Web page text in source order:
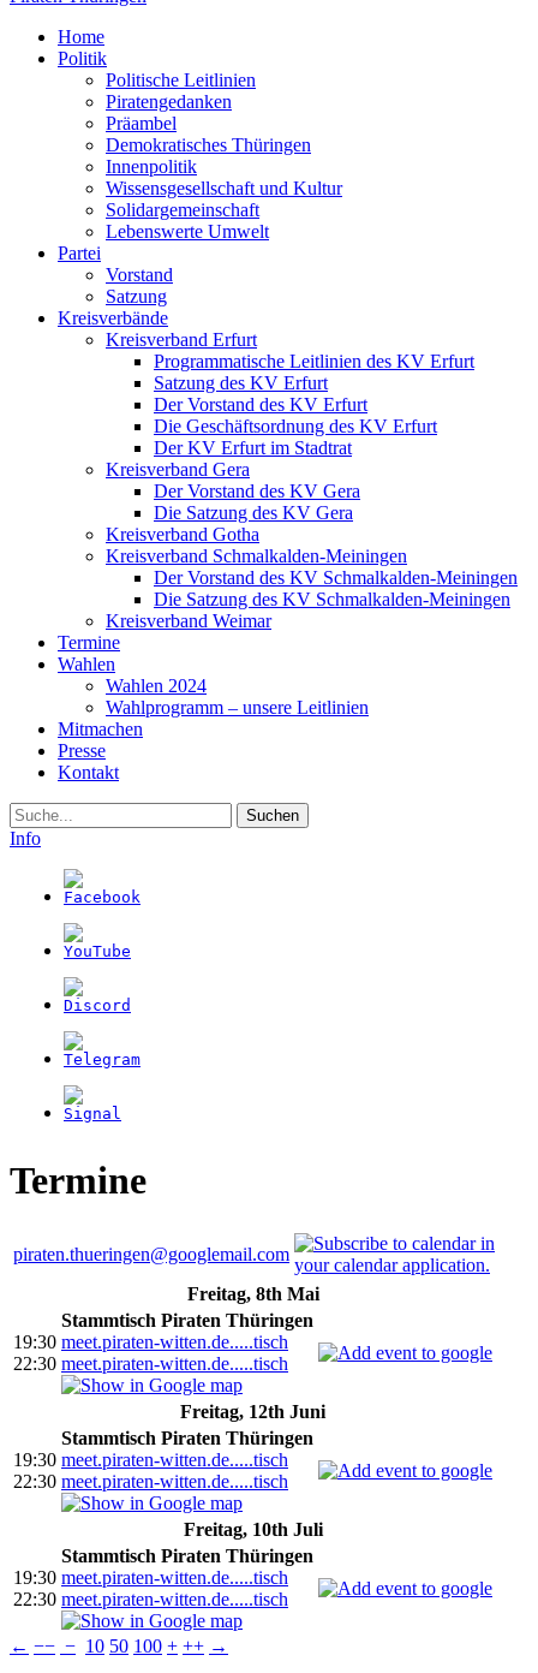
Home
Politik
Politische Leitlinien
Piratengedanken
Präambel
Demokratisches Thüringen
Innenpolitik
Wissensgesellschaft und Kultur
Solidargemeinschaft
Lebenswerte Umwelt
Partei
Vorstand
Satzung
Kreisverbände
Kreisverband Erfurt
Programmatische Leitlinien des KV Erfurt
Satzung des KV Erfurt
Der Vorstand des KV Erfurt
Die Geschäftsordnung des KV Erfurt
Der KV Erfurt im Stadtrat
Kreisverband Gera
Der Vorstand des KV Gera
Die Satzung des KV Gera
Kreisverband Gotha
Kreisverband Schmalkalden-Meiningen
Der Vorstand des KV Schmalkalden-Meiningen
Die Satzung des KV Schmalkalden-Meiningen
Kreisverband Weimar
Termine
Wahlen
Wahlen 2024
Wahlprogramm – unsere Leitlinien
Mitmachen
Presse
Kontakt
Suche
Info
Termine
piraten.thueringen@googlemail.com
Freitag, 8th Mai
19:30
22:30
Stammtisch Piraten Thüringen
meet.piraten-witten.de.....tisch
meet.piraten-witten.de.....tisch
Freitag, 12th Juni
19:30
22:30
Stammtisch Piraten Thüringen
meet.piraten-witten.de.....tisch
meet.piraten-witten.de.....tisch
Freitag, 10th Juli
19:30
22:30
Stammtisch Piraten Thüringen
meet.piraten-witten.de.....tisch
meet.piraten-witten.de.....tisch
← −− − 10 50 100 + ++ →